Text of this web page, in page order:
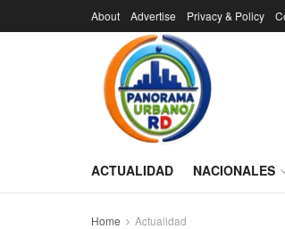
About Advertise Privacy & Policy
ACTUALIDAD NACIONALES
Home Actualidad